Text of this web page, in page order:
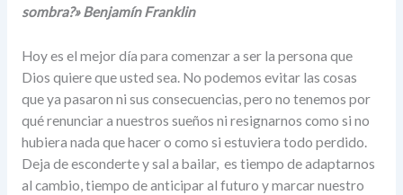
sombra?» Benjamín Franklin
Hoy es el mejor día para comenzar a ser la persona que
Dios quiere que usted sea. No podemos evitar las cosas
que ya pasaron ni sus consecuencias, pero no tenemos por
qué renunciar a nuestros sueños ni resignarnos como si no
hubiera nada que hacer o como si estuviera todo perdido.
Deja de esconderte y sal a bailar, es tiempo de adaptarnos
al cambio, tiempo de anticipar al futuro y marcar nuestro